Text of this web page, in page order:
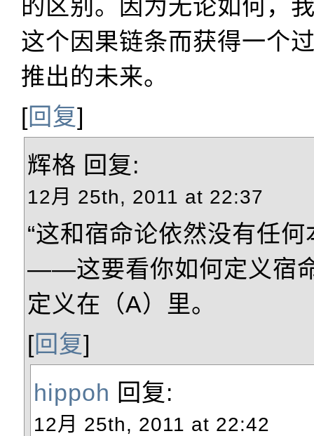
的区别。因为无论如何，
这个因果链条而获得一个
推出的未来。
[回复]
辉格 回复:
12月 25th, 2011 at 22:37
“这和宿命论依然没有任何
——这要看你如何定义宿
定义在（A）里。
[回复]
hippoh 回复:
12月 25th, 2011 at 22:42